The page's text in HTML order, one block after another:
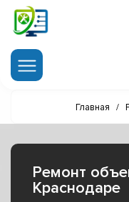
Главная /
Ремонт
Краснодаре